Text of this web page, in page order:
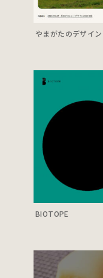
やまがたのデザイン
BIOTOPE